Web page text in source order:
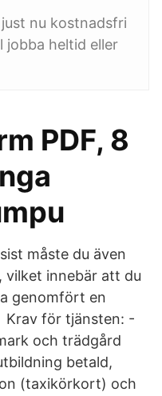
nu kostnadsfri
jobba heltid eller
PDF, 8
måste du även
vilket innebär att du
genomfört en
för tjänsten: -
och trädgård
betald,
(taxikörkort) och